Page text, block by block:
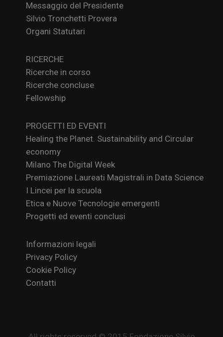
Messaggio del Presidente
Silvio Tronchetti Provera
Organi Statutari
RICERCHE
Ricerche in corso
Ricerche concluse
Fellowship
PROGETTI ED EVENTI
Healing the Planet. Sustainability and Circular
economy
Milano The Digital Week
Premiazione Laureati Magistrali in Data Science
I Lincei per la scuola
Etica e Nuove Tecnologie emergenti
Progetti ed eventi conclusi
Informazioni legali
Privacy Policy
Cookie Policy
Contatti